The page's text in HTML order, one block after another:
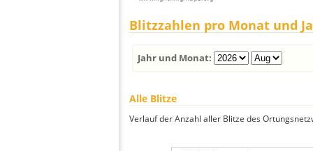
Blitzzahlen pro Monat und
Jahr und Monat:
Alle Blitze
Verlauf der Anzahl aller Blitze des